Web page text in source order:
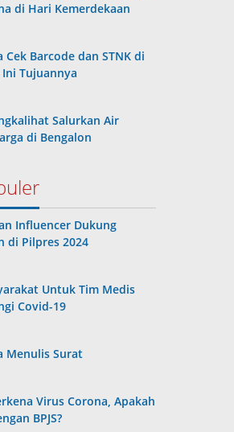
di Hari Kemerdekaan
Cek Barcode dan STNK di
Ini Tujuannya
Salurkan Air
di Bengalon
Influencer Dukung
di Pilpres 2024
Untuk Tim Medis
Covid-19
Menulis Surat
Virus Corona, Apakah
BPJS?